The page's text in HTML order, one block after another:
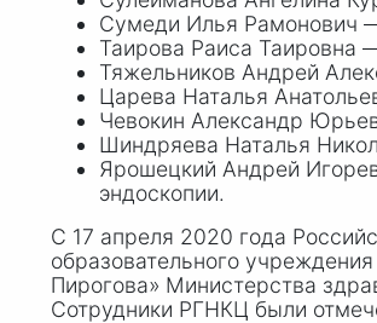
Сумеди Илья Рамонович
Таирова Раиса Таировна
Тяжельников Андрей
Царева Наталья
Чевокин Александр
Шиндряева Наталья
Ярошецкий Андрей
эндоскопии.
С 17 апреля 2020 года
образовательного
Пирогова» Министерства
Сотрудники РГНКЦ были